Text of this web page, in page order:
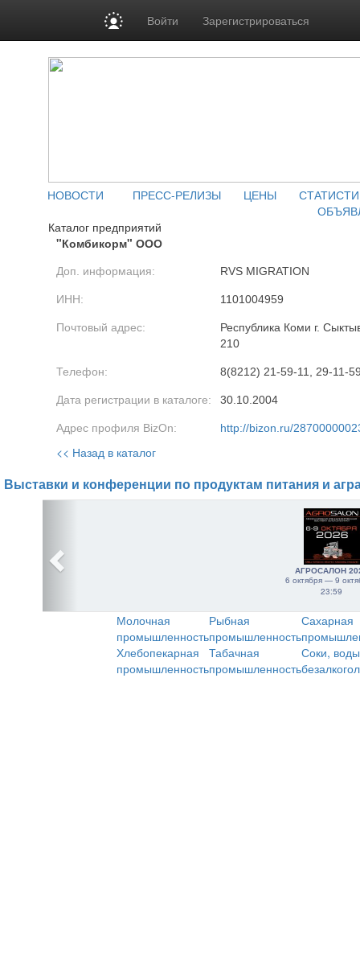
Войти Зарегистрироваться
НОВОСТИ ПРЕСС-РЕЛИЗЫ ЦЕНЫ
Каталог предприятий
"Комбикорм" ООО
Доп. информация: RVS MIGRATION
ИНН: 1101004959
Почтовый адрес:
Республика Коми г.
210
Телефон: 8(8212) 21-59-11, 29-11-
Дата регистрации в каталоге: 30.10.2004
Адрес профиля BizOn: http://bizon.ru/
<< Назад в каталог
Выставки и конференции по продуктам питания и
АГРОСАЛОН
6 октября — 9
23:59
Молочная
промышленность
Рыбная
промышленность
Сахарная
Хлебопекарная
промышленность
Табачная
промышленность
Соки,